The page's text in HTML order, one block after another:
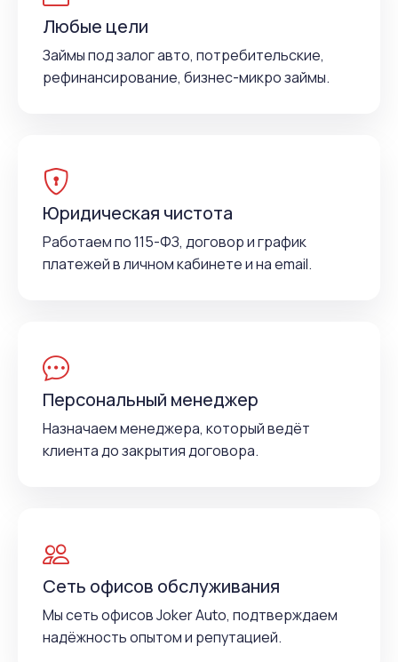
Любые цели
Займы под залог авто, потребительские,
рефинансирование, бизнес-микро займы.
Юридическая чистота
Работаем по 115-ФЗ, договор и график
платежей в личном кабинете и на email.
Персональный менеджер
Назначаем менеджера, который ведёт
клиента до закрытия договора.
Сеть офисов обслуживания
Мы сеть офисов Joker Auto, подтверждаем
надёжность опытом и репутацией.